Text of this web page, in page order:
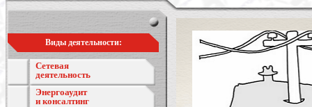
Виды деятельности:
Сетевая
деятельность
Энергоаудит
и консалтинг